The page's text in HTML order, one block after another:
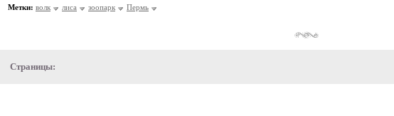
Метки: волк лиса зоопарк Пермь
Страницы: